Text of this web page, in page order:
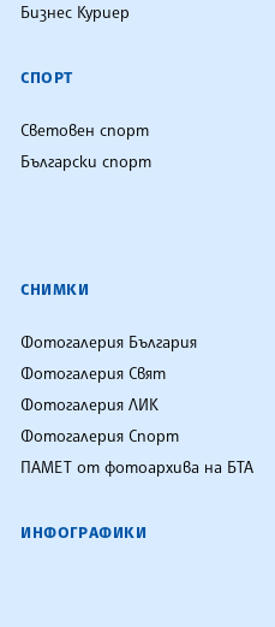
Бизнес Куриер
СПОРТ
Световен спорт
Български спорт
СНИМКИ
Фотогалерия България
Фотогалерия Свят
Фотогалерия ЛИК
Фотогалерия Спорт
ПАМЕТ от фотоархива на БТА
ИНФОГРАФИКИ